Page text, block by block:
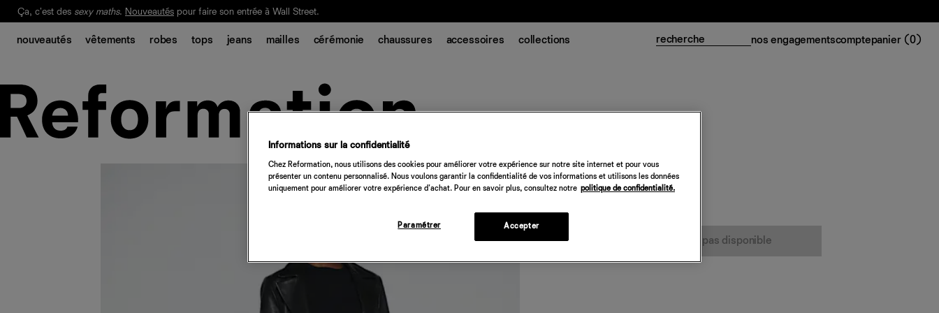
Notre Bilan Responsable 2025 est ici. Lisez-le
Ça, c'est des sexy maths. Nouveautés pour faire son entrée à Wall Street.
nouveautés vêtements robes tops jeans mailles cérémonie chaussures accessoires collections nos engagementscomptepanier (0)
Petites Silvie Pant
Désolé, cet article n’est pas disponible
Informations sur la confidentialité
Chez Reformation, nous utilisons des cookies pour améliorer votre expérience sur notre site internet et pour vous
présenter un contenu personnalisé. Nous voulons garantir la confidentialité de vos informations et utilisons les données
uniquement pour améliorer votre expérience d'achat. Pour en savoir plus, consultez notre politique de confidentialité.
Paramétrer Accepter